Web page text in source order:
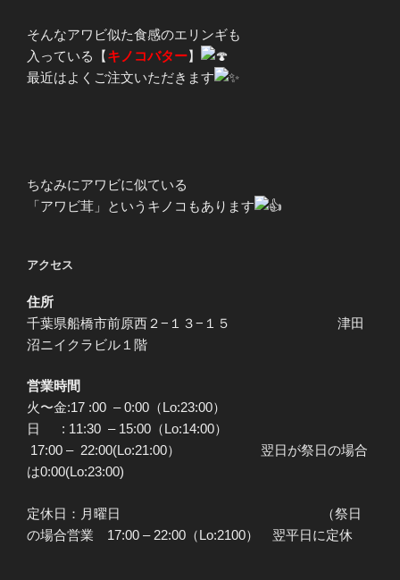
そんなアワビ似た食感のエリンギも
入っている【 キノコバター】
最近はよくご注文いただきます
ちなみにアワビに似ている
「アワビ茸」というキノコもあります
アクセス
住所
千葉県船橋市前原西２−１３−１５ 津田
沼ニイクラビル１階
営業時間
火〜金:17 :00 – 0:00（Lo:23:00）
日 : 11:30 – 15:00（Lo:14:00）
17:00 – 22:00(Lo:21:00） 翌日が祭日の場合
は0:00(Lo:23:00)
定休日：月曜日 （祭日
の場合営業 17:00 – 22:00（Lo:2100） 翌平日に定休